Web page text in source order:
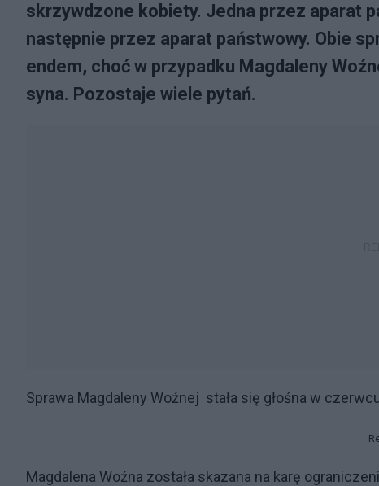
skrzywdzone kobiety. Jedna przez aparat
następnie przez aparat państwowy. Obie
endem, choć w przypadku Magdaleny
syna. Pozostaje wiele pytań.
Sprawa Magdaleny Woźnej stała się głośna w
Magdalena Woźna została skazana na karę